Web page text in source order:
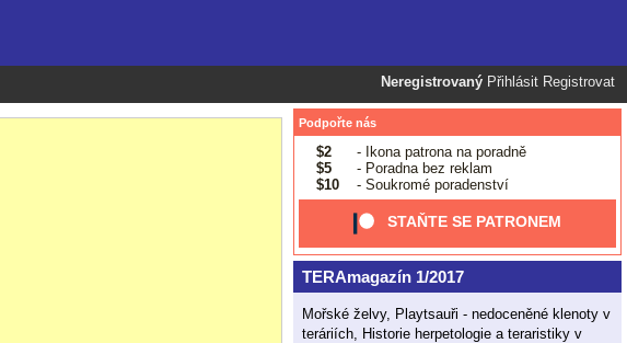
Neregistrovaný Přihlásit Registrovat
Podpořte nás
$2
- Ikona patrona na poradně
$5
- Poradna bez reklam
$10
- Soukromé poradenství
STAŇTE SE PATRONEM
TERAmagazín 1/2017
Mořské želvy, Playtsauři - nedoceněné klenoty v
teráriích, Historie herpetologie a teraristiky v